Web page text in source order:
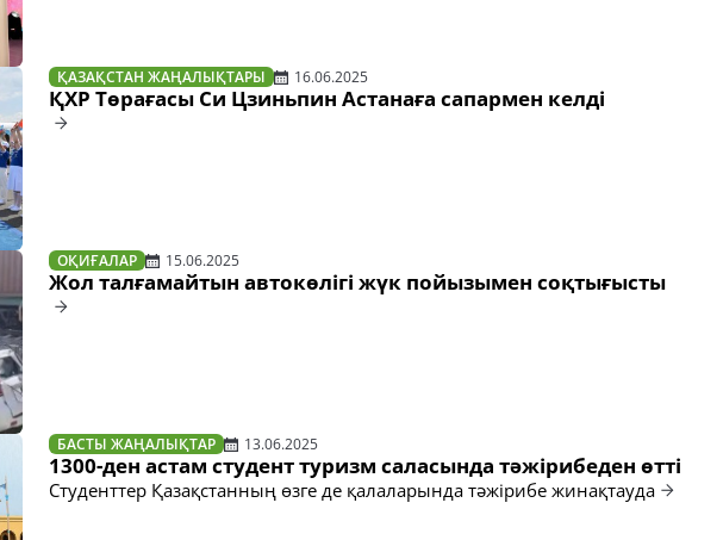
ҚАЗАҚСТАН ЖАҢАЛЫҚТАРЫ 16.06.2025
ҚХР Төрағасы Си Цзиньпин Астанаға сапармен келді
ОҚИҒАЛАР 15.06.2025
Жол талғамайтын автокөлігі жүк пойызымен соқтығысты
БАСТЫ ЖАҢАЛЫҚТАР 13.06.2025
1300-ден астам студент туризм саласында тәжірибеден өтті
Студенттер Қазақстанның өзге де қалаларында тәжірибе жинақтауда